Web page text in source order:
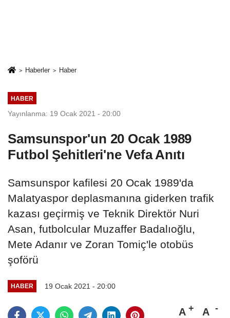
Haberler Haber
HABER
Yayınlanma: 19 Ocak 2021 - 20:00
Samsunspor'un 20 Ocak 1989
Futbol Şehitleri'ne Vefa Anıtı
Samsunspor kafilesi 20 Ocak 1989'da
Malatyaspor deplasmanına giderken trafik
kazası geçirmiş ve Teknik Direktör Nuri
Asan, futbolcular Muzaffer Badalıoğlu,
Mete Adanır ve Zoran Tomiç'le otobüs
şoförü
HABER 19 Ocak 2021 - 20:00
A A